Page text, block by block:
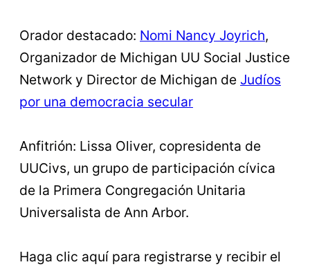
Orador destacado: Nomi Nancy Joyrich,
Organizador de Michigan UU Social Justice
Network y Director de Michigan de Judíos
por una democracia secular
Anfitrión: Lissa Oliver, copresidenta de
UUCivs, un grupo de participación cívica
de la Primera Congregación Unitaria
Universalista de Ann Arbor.
Haga clic aquí para registrarse y recibir el